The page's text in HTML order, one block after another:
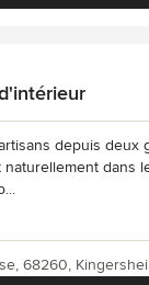
depuis deux
dans
68260,